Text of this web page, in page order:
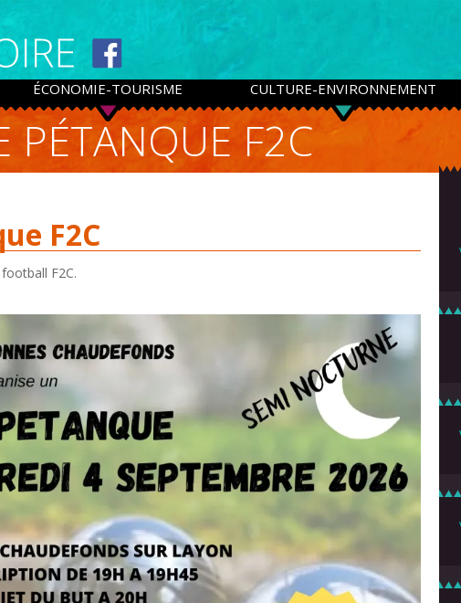
ÉCONOMIE-TOURISME CULTURE-ENVIRONNEMENT
PÉTANQUE F2C
F2C
F2C.